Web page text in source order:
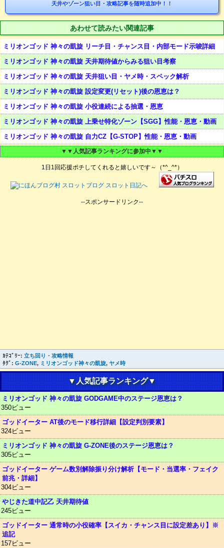
天井やゾーン狙い目・攻略記事を随時追加中！！
あわせて読みたい関連記事
ミリオンゴッド 神々の凱旋 リーチ目・チャンス目・内部モード示唆詳細
ミリオンゴッド 神々の凱旋 天井期待値からみる狙い目考察
ミリオンゴッド 神々の凱旋 天井狙い目・ヤメ時・スペック解析
ミリオンゴッド 神々の凱旋 設定変更(リセット)後の恩恵は？
ミリオンゴッド 神々の凱旋 小役連続による抽選・恩恵
ミリオンゴッド 神々の凱旋 上乗せ特化ゾーン【SGG】性能・恩恵・動画
ミリオンゴッド 神々の凱旋 自力CZ【G-STOP】性能・恩恵・動画
▼▼人気記事ランキングに参加中▼▼
1日1回応援ポチしてくれると嬉しいです～（*^_^*）
--スポンサードリンク--
ｶﾃｺﾞﾘｰ: 立ち回り・攻略情報
ﾀｸﾞ: G-ZONE, ミリオンゴッド神々の凱旋, ヤメ時
▼人気記事ランキング▼
ミリオンゴッド 神々の凱旋 GODGAME中のステージ恩恵は？
350ビュー
ゴッドイーター AT後のモード移行詳細【設定判別要素】
324ビュー
ミリオンゴッド 神々の凱旋 G-ZONE後のステージ恩恵は？
305ビュー
ゴッドイーター ゲーム数別解除振り分け解析【モード・当選率・フェイク
前兆・詳細】
304ビュー
やじきた道中記乙 天井期待値
245ビュー
ゴッドイーター 通常時の小役確率【スイカ・チャンス目に設定差あり】※
追記
157ビュー